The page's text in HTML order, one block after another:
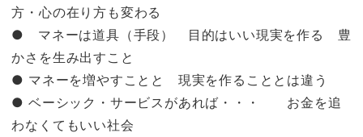
方・心の在り方も変わる
● マネーは道具（手段） 目的はいい現実を作る 豊
かさを生み出すこと
● マネーを増やすことと 現実を作ることとは違う
● ベーシック・サービスがあれば・・・ お金を追
わなくてもいい社会